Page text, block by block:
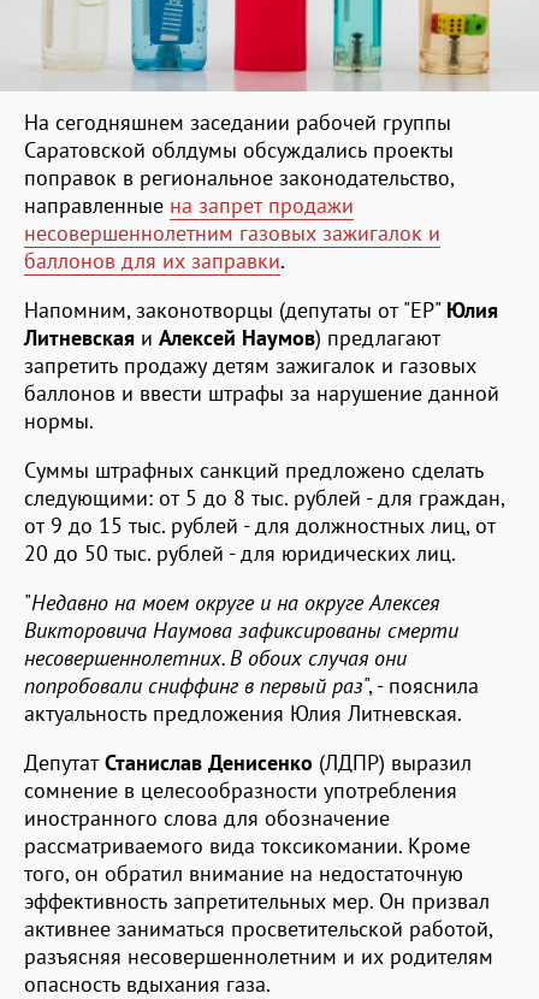
На сегодняшнем заседании рабочей группы
Саратовской облдумы обсуждались проекты
поправок в региональное законодательство,
направленные на запрет продажи
несовершеннолетним газовых зажигалок и
баллонов для их заправки.
Напомним, законотворцы (депутаты от "ЕР" Юлия
Литневская и Алексей Наумов) предлагают
запретить продажу детям зажигалок и газовых
баллонов и ввести штрафы за нарушение данной
нормы.
Суммы штрафных санкций предложено сделать
следующими: от 5 до 8 тыс. рублей - для граждан,
от 9 до 15 тыс. рублей - для должностных лиц, от
20 до 50 тыс. рублей - для юридических лиц.
"Недавно на моем округе и на округе Алексея
Викторовича Наумова зафиксированы смерти
несовершеннолетних. В обоих случая они
попробовали сниффинг в первый раз", - пояснила
актуальность предложения Юлия Литневская.
ДепутатСтанислав Денисенко (ЛДПР) выразил
сомнение в целесообразности употребления
иностранного слова для обозначение
рассматриваемого вида токсикомании. Кроме
того, он обратил внимание на недостаточную
эффективность запретительных мер. Он призвал
активнее заниматься просветительской работой,
разъясняя несовершеннолетним и их родителям
опасность вдыхания газа.